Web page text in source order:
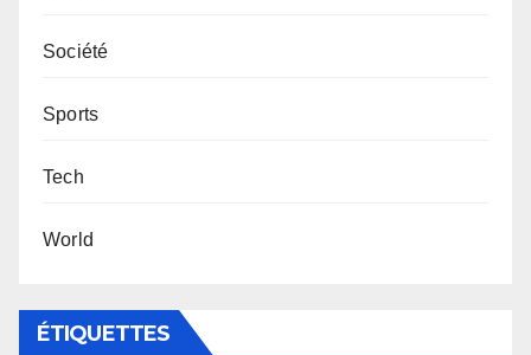
Société
Sports
Tech
World
ÉTIQUETTES